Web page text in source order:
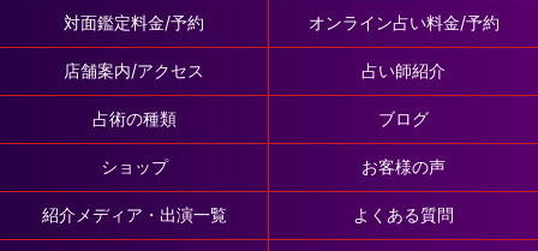
対面鑑定料金/予約 オンライン占い料金/予約
店舗案内/アクセス 占い師紹介
占術の種類 ブログ
ショップ お客様の声
紹介メディア・出演一覧 よくある質問